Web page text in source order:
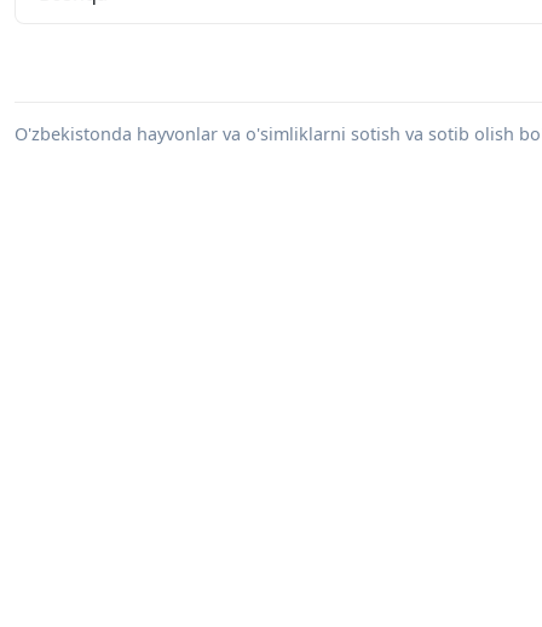
O'zbekistonda hayvonlar va o'simliklarni sotish va sotib olish